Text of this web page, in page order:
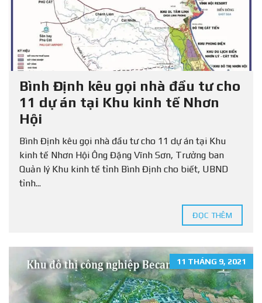
Bình Định kêu gọi nhà đầu tư cho
11 dự án tại Khu kinh tế Nhơn
Hội
Bình Định kêu gọi nhà đầu tư cho 11 dự án tại Khu
kinh tế Nhơn Hội Ông Đặng Vĩnh Sơn, Trưởng ban
Quản lý Khu kinh tế tỉnh Bình Định cho biết, UBND
tỉnh...
ĐỌC THÊM
11 THÁNG 9, 2021